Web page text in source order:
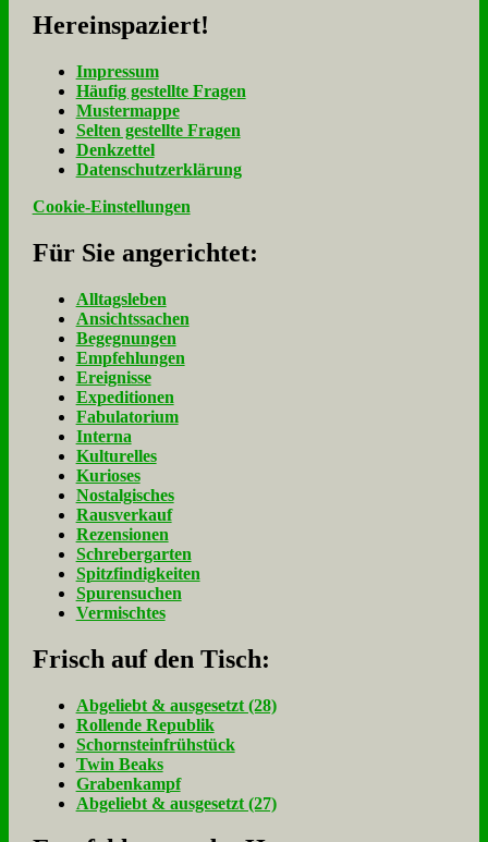
Her­ein­spa­ziert!
Im­pres­sum
Häu­fig ge­stell­te Fra­gen
Mu­ster­map­pe
Sel­ten ge­stell­te Fra­gen
Denk­zet­tel
Da­ten­schutz­er­klä­rung
Cookie-Einstellungen
Für Sie an­ge­rich­tet:
Alltagsleben
Ansichtssachen
Begegnungen
Empfehlungen
Ereignisse
Expeditionen
Fabulatorium
Interna
Kulturelles
Kurioses
Nostalgisches
Rausverkauf
Rezensionen
Schrebergarten
Spitzfindigkeiten
Spurensuchen
Vermischtes
Frisch auf den Tisch:
Ab­ge­liebt & aus­ge­setzt (28)
Rol­len­de Re­pu­blik
Schorn­stein­früh­stück
Twin Beaks
Gra­ben­kampf
Ab­ge­liebt & aus­ge­setzt (27)